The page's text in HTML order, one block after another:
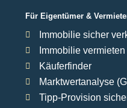
Für Eigentümer &
Immobilie sicher
Immobilie vermieten
Käuferfinder
Marktwertanalyse
Tipp-Provision